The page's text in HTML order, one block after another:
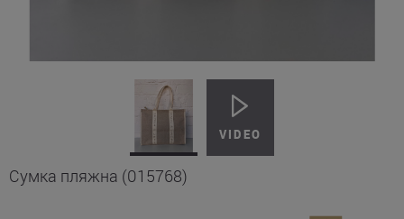
Сумка пляжна (015768)